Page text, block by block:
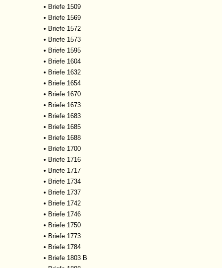
• Briefe 1509
• Briefe 1569
• Briefe 1572
• Briefe 1573
• Briefe 1595
• Briefe 1604
• Briefe 1632
• Briefe 1654
• Briefe 1670
• Briefe 1673
• Briefe 1683
• Briefe 1685
• Briefe 1688
• Briefe 1700
• Briefe 1716
• Briefe 1717
• Briefe 1734
• Briefe 1737
• Briefe 1742
• Briefe 1746
• Briefe 1750
• Briefe 1773
• Briefe 1784
• Briefe 1803 B